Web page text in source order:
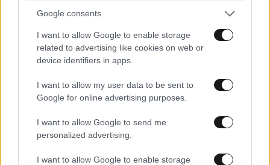
Google consents
I want to allow Google to enable storage
related to advertising like cookies on web or
device identifiers in apps.
I want to allow my user data to be sent to
Google for online advertising purposes.
I want to allow Google to send me
personalized advertising.
I want to allow Google to enable storage